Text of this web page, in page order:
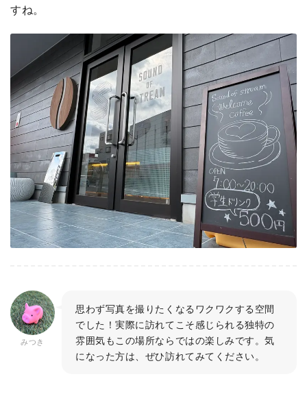
すね。
みつき
思わず写真を撮りたくなるワクワクする空間
でした！実際に訪れてこそ感じられる独特の
雰囲気もこの場所ならではの楽しみです。気
になった方は、ぜひ訪れてみてください。